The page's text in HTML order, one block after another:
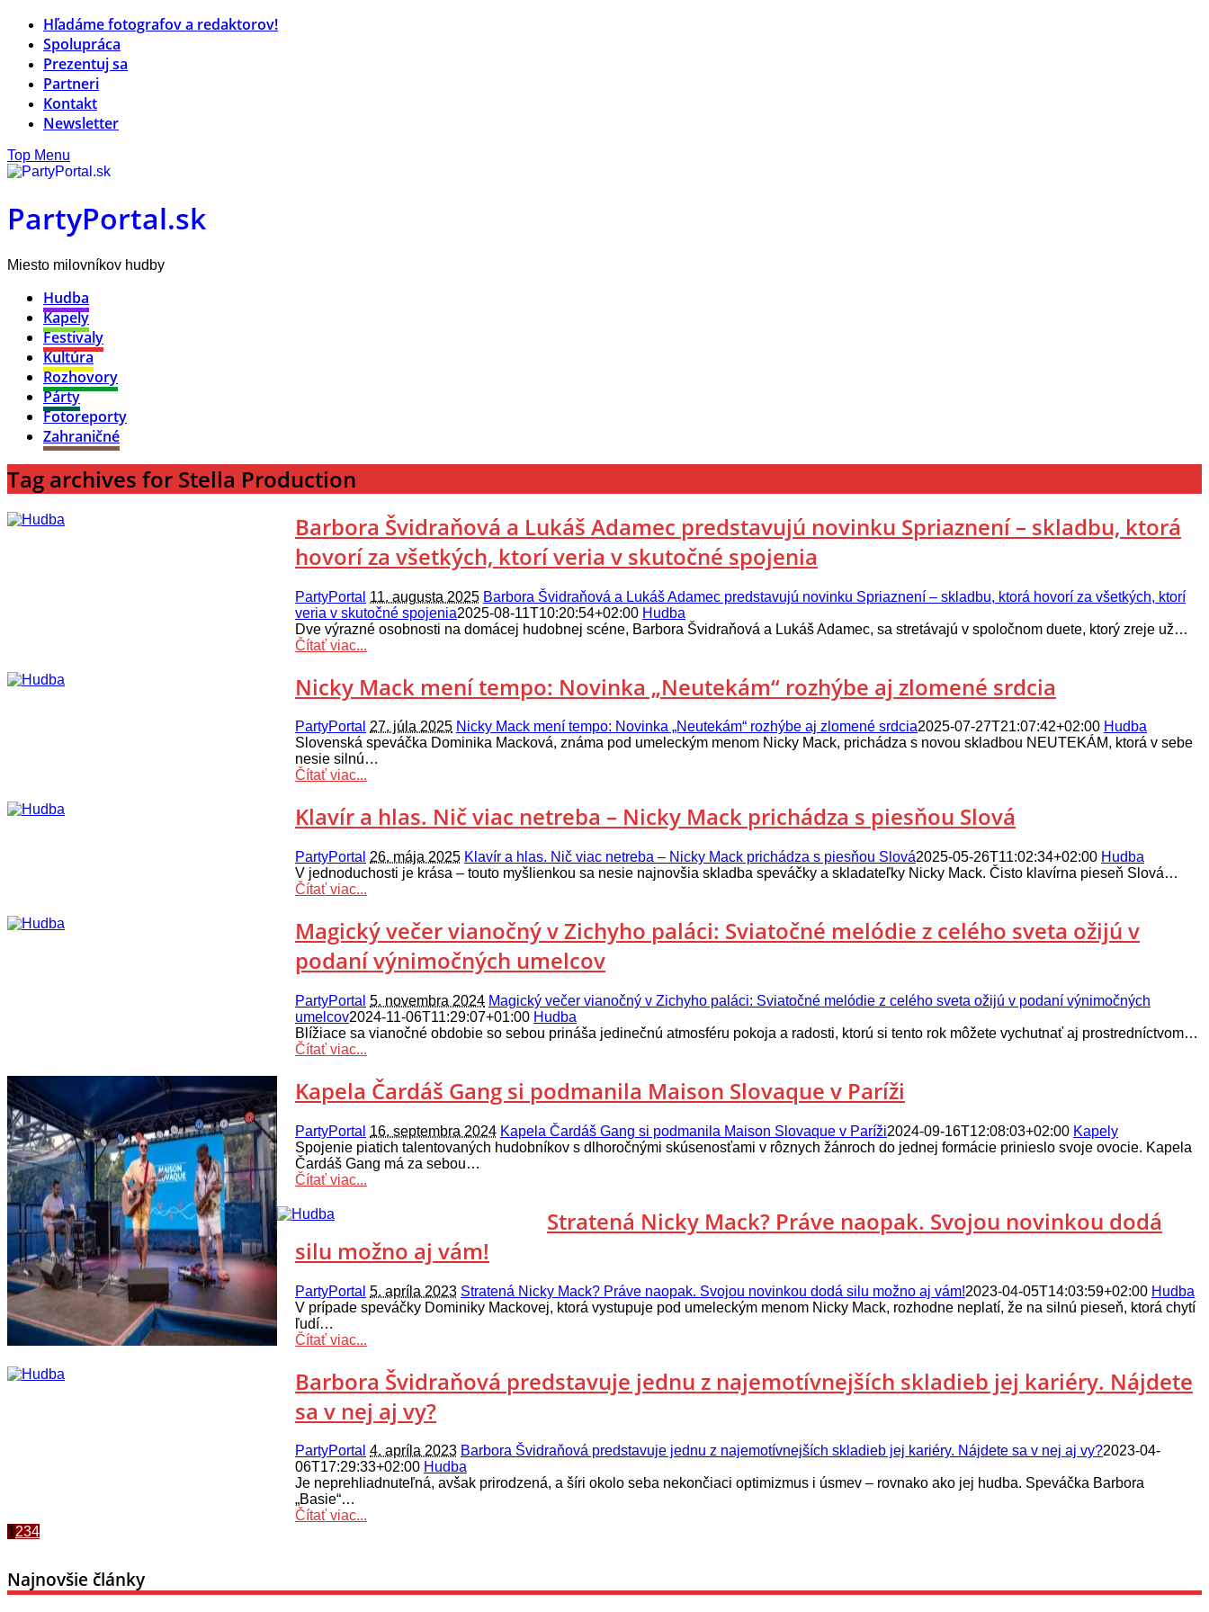
Hľadáme fotografov a redaktorov!
Spolupráca
Prezentuj sa
Partneri
Kontakt
Newsletter
Top Menu
PartyPortal.sk
Miesto milovníkov hudby
Hudba
Kapely
Festivaly
Kultúra
Rozhovory
Párty
Fotoreporty
Zahraničné
Tag archives for Stella Production
Barbora Švidraňová a Lukáš Adamec predstavujú novinku Spriaznení – skladbu, ktorá
hovorí za všetkých, ktorí veria v skutočné spojenia
PartyPortal 11. augusta 2025 Barbora Švidraňová a Lukáš Adamec predstavujú novinku Spriaznení – skladbu, ktorá hovorí za všetkých, ktorí
veria v skutočné spojenia2025-08-11T10:20:54+02:00 Hudba
Dve výrazné osobnosti na domácej hudobnej scéne, Barbora Švidraňová a Lukáš Adamec, sa stretávajú v spoločnom duete, ktorý zreje už…
Čítať viac...
Nicky Mack mení tempo: Novinka „Neutekám“ rozhýbe aj zlomené srdcia
PartyPortal 27. júla 2025 Nicky Mack mení tempo: Novinka „Neutekám“ rozhýbe aj zlomené srdcia2025-07-27T21:07:42+02:00 Hudba
Slovenská speváčka Dominika Macková, známa pod umeleckým menom Nicky Mack, prichádza s novou skladbou NEUTEKÁM, ktorá v sebe
nesie silnú…
Čítať viac...
Klavír a hlas. Nič viac netreba – Nicky Mack prichádza s piesňou Slová
PartyPortal 26. mája 2025 Klavír a hlas. Nič viac netreba – Nicky Mack prichádza s piesňou Slová2025-05-26T11:02:34+02:00 Hudba
V jednoduchosti je krása – touto myšlienkou sa nesie najnovšia skladba speváčky a skladateľky Nicky Mack. Čisto klavírna pieseň Slová…
Čítať viac...
Magický večer vianočný v Zichyho paláci: Sviatočné melódie z celého sveta ožijú v
podaní výnimočných umelcov
PartyPortal 5. novembra 2024 Magický večer vianočný v Zichyho paláci: Sviatočné melódie z celého sveta ožijú v podaní výnimočných
umelcov2024-11-06T11:29:07+01:00 Hudba
Blížiace sa vianočné obdobie so sebou prináša jedinečnú atmosféru pokoja a radosti, ktorú si tento rok môžete vychutnať aj prostredníctvom…
Čítať viac...
Kapela Čardáš Gang si podmanila Maison Slovaque v Paríži
PartyPortal 16. septembra 2024 Kapela Čardáš Gang si podmanila Maison Slovaque v Paríži2024-09-16T12:08:03+02:00 Kapely
Spojenie piatich talentovaných hudobníkov s dlhoročnými skúsenosťami v rôznych žánroch do jednej formácie prinieslo svoje ovocie. Kapela
Čardáš Gang má za sebou…
Čítať viac...
Stratená Nicky Mack? Práve naopak. Svojou novinkou dodá
silu možno aj vám!
PartyPortal 5. apríla 2023 Stratená Nicky Mack? Práve naopak. Svojou novinkou dodá silu možno aj vám!2023-04-05T14:03:59+02:00 Hudba
V prípade speváčky Dominiky Mackovej, ktorá vystupuje pod umeleckým menom Nicky Mack, rozhodne neplatí, že na silnú pieseň, ktorá chytí
ľudí…
Čítať viac...
Barbora Švidraňová predstavuje jednu z najemotívnejších skladieb jej kariéry. Nájdete
sa v nej aj vy?
PartyPortal 4. apríla 2023 Barbora Švidraňová predstavuje jednu z najemotívnejších skladieb jej kariéry. Nájdete sa v nej aj vy?2023-04-
06T17:29:33+02:00 Hudba
Je neprehliadnuteľná, avšak prirodzená, a šíri okolo seba nekončiaci optimizmus i úsmev – rovnako ako jej hudba. Speváčka Barbora
„Basie“…
Čítať viac...
1234
Najnovšie články